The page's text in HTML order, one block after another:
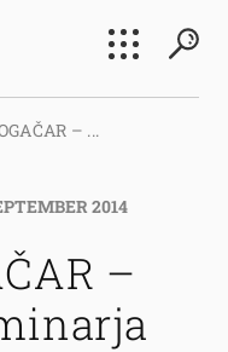
– ...
2014
–